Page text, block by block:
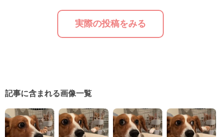
実際の投稿をみる
記事に含まれる画像一覧